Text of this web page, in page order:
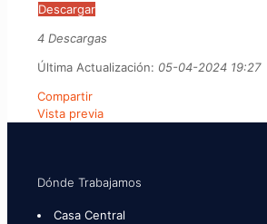
Descargar
4 Descargas
Última Actualización: 05-04-2024 19:27
Compartir
Vista previa
Dónde Trabajamos
Casa Central